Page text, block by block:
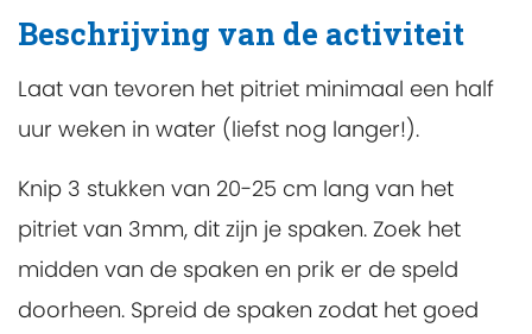
Beschrijving van de activiteit
Laat van tevoren het pitriet minimaal een half
uur weken in water (liefst nog langer!).
Knip 3 stukken van 20-25 cm lang van het
pitriet van 3mm, dit zijn je spaken. Zoek het
midden van de spaken en prik er de speld
doorheen. Spreid de spaken zodat het goed